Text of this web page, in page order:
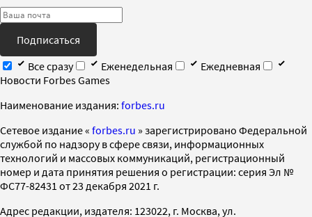
Подписаться
Все сразу
Еженедельная
Ежедневная
Новости Forbes Games
Наименование издания: forbes.ru
Cетевое издание « forbes.ru » зарегистрировано Федеральной
службой по надзору в сфере связи, информационных
технологий и массовых коммуникаций, регистрационный
номер и дата принятия решения о регистрации: серия Эл №
ФС77-82431 от 23 декабря 2021 г.
Адрес редакции, издателя: 123022, г. Москва, ул.